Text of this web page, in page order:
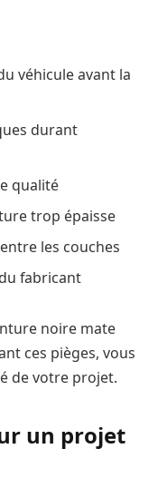
véhicule avant la
durant
qualité
trop épaisse
les couches
fabricant
noire mate
ces pièges, vous
de votre projet.
un projet